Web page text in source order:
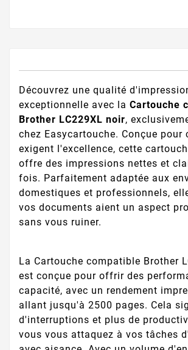
Découvrez une qualité
exceptionnelle avec la Cartouche
Brother LC229XL noir,
chez Easycartouche. Conçue pour
exigent l'excellence, cette
offre des impressions nettes et
fois. Parfaitement adaptée aux
domestiques et professionnels,
vos documents aient un aspect
sans vous ruiner.
La Cartouche compatible Brother
est conçue pour offrir des
capacité, avec un rendement
allant jusqu'à 2500 pages. Cela
d'interruptions et plus de
vous vous attaquez à vos tâches